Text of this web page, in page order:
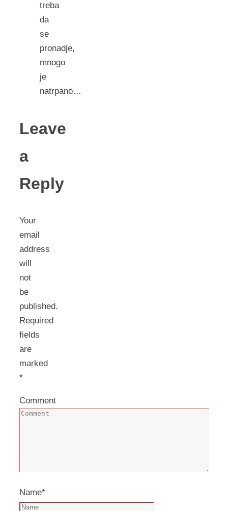
treba
da
se
pronadje,
mnogo
je
natrpano…
Leave
a
Reply
Your
email
address
will
not
be
published.
Required
fields
are
marked
*
Comment
Name*